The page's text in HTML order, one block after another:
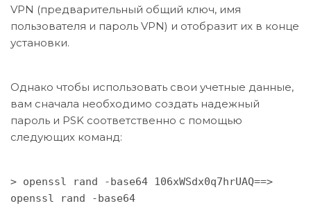
VPN (предварительный общий ключ, имя
пользователя и пароль VPN) и отобразит их в конце
установки.
Однако чтобы использовать свои учетные данные,
вам сначала необходимо создать надежный
пароль и PSK соответственно с помощью
следующих команд:
> openssl rand -base64 106xWSdx0q7hrUAQ==>
openssl rand -base64